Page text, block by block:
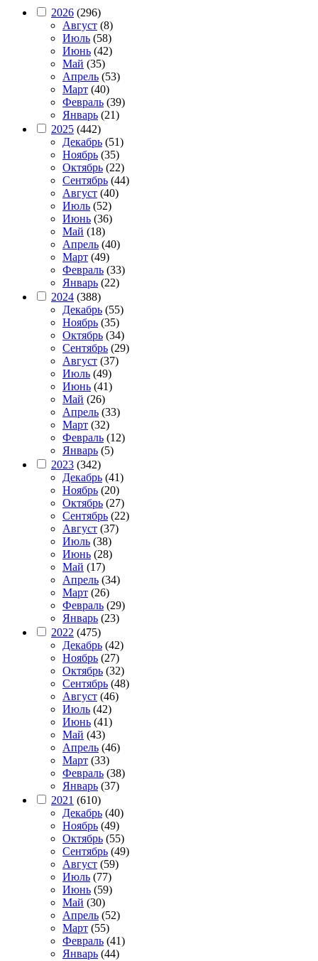
2026 (296)
Август (8)
Июль (58)
Июнь (42)
Май (35)
Апрель (53)
Март (40)
Февраль (39)
Январь (21)
2025 (442)
Декабрь (51)
Ноябрь (35)
Октябрь (22)
Сентябрь (44)
Август (40)
Июль (52)
Июнь (36)
Май (18)
Апрель (40)
Март (49)
Февраль (33)
Январь (22)
2024 (388)
Декабрь (55)
Ноябрь (35)
Октябрь (34)
Сентябрь (29)
Август (37)
Июль (49)
Июнь (41)
Май (26)
Апрель (33)
Март (32)
Февраль (12)
Январь (5)
2023 (342)
Декабрь (41)
Ноябрь (20)
Октябрь (27)
Сентябрь (22)
Август (37)
Июль (38)
Июнь (28)
Май (17)
Апрель (34)
Март (26)
Февраль (29)
Январь (23)
2022 (475)
Декабрь (42)
Ноябрь (27)
Октябрь (32)
Сентябрь (48)
Август (46)
Июль (42)
Июнь (41)
Май (43)
Апрель (46)
Март (33)
Февраль (38)
Январь (37)
2021 (610)
Декабрь (40)
Ноябрь (49)
Октябрь (55)
Сентябрь (49)
Август (59)
Июль (77)
Июнь (59)
Май (30)
Апрель (52)
Март (55)
Февраль (41)
Январь (44)